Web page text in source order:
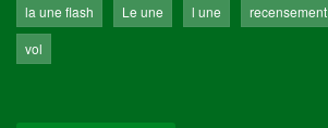
la une flash
Le une l une recensement
vol